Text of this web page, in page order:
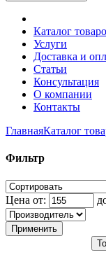
Каталог
Услуги
Доставка и
Статьи
Консультация
О компании
Контакты
ГлавнаяКаталог
Фильтр
Цена от:
Применить